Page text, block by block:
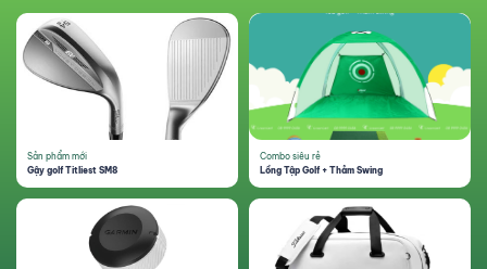
Sản phẩm mới
Gậy golf Titliest SM8
Combo siêu rẻ
Lồng Tập Golf + Thảm Swing